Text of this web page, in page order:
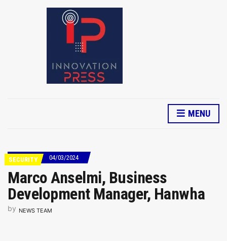
MENU
SECURITY 04/03/2024
Marco Anselmi, Business
Development Manager, Hanwha
by NEWS TEAM